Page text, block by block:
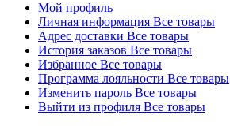
Мой профиль
Личная информация Все товары
Адрес доставки Все товары
История заказов Все товары
Избранное Все товары
Программа лояльности Все товары
Изменить пароль Все товары
Выйти из профиля Все товары